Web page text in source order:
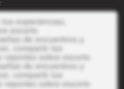
experiencias,
escorts
de encuentros y
compartir tus
reportes sobre escorts
de encuentros y
compartir tus
reportes sobre escorts